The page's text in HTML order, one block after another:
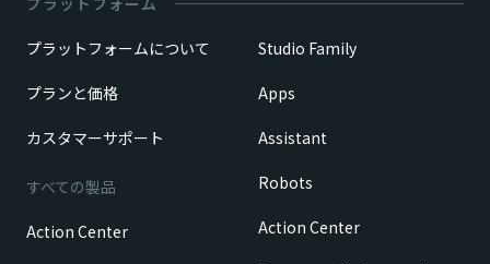
プラットフォームについて
プランと価格
カスタマーサポート
すべての製品
Action Center
Studio Family
Apps
Assistant
Robots
Action Center